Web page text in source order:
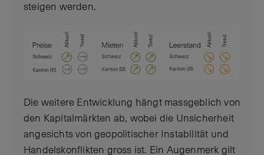
steigen werden.
Die weitere Entwicklung hängt massgeblich von
den Kapitalmärkten ab, wobei die Unsicherheit
angesichts von geopolitischer Instabilität und
Handelskonflikten gross ist. Ein Augenmerk gilt